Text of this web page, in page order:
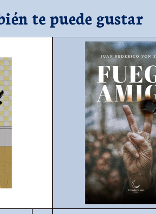
te puede gustar